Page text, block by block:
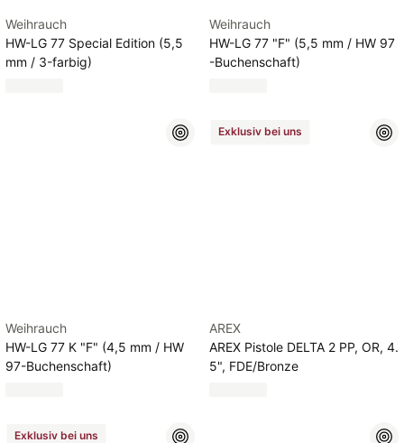
Weihrauch
HW-LG 77 Special Edition (5,5
mm / 3-farbig)
Weihrauch
HW-LG 77 "F" (5,5 mm / HW 97
-Buchenschaft)
Weihrauch
HW-LG 77 K "F" (4,5 mm / HW
97-Buchenschaft)
Exklusiv bei uns
AREX
AREX Pistole DELTA 2 PP, OR, 4.
5", FDE/Bronze
Exklusiv bei uns